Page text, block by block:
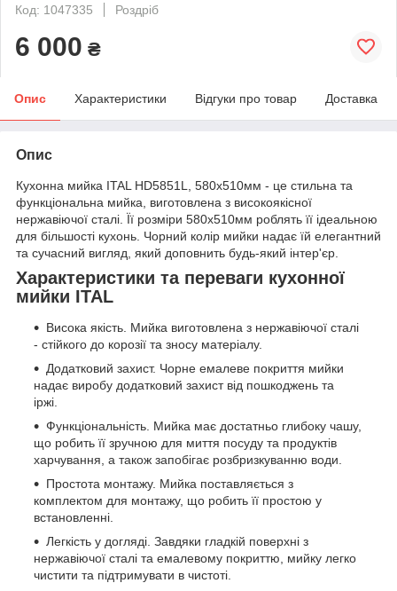
Код: 1047335
Роздріб
6 000 ₴
Опис Характеристики Відгуки про товар Доставка
Опис
Кухонна мийка ITAL HD5851L, 580x510мм - це стильна та
функціональна мийка, виготовлена з високоякісної
нержавіючої сталі. Її розміри 580x510мм роблять її ідеальною
для більшості кухонь. Чорний колір мийки надає їй елегантний
та сучасний вигляд, який доповнить будь-який інтер'єр.
Характеристики та переваги кухонної
мийки ITAL
Висока якість. Мийка виготовлена з нержавіючої сталі
- стійкого до корозії та зносу матеріалу.
Додатковий захист. Чорне емалеве покриття мийки
надає виробу додатковий захист від пошкоджень та
іржі.
Функціональність. Мийка має достатньо глибоку чашу,
що робить її зручною для миття посуду та продуктів
харчування, а також запобігає розбризкуванню води.
Простота монтажу. Мийка поставляється з
комплектом для монтажу, що робить її простою у
встановленні.
Легкість у догляді. Завдяки гладкій поверхні з
нержавіючої сталі та емалевому покриттю, мийку легко
чистити та підтримувати в чистоті.